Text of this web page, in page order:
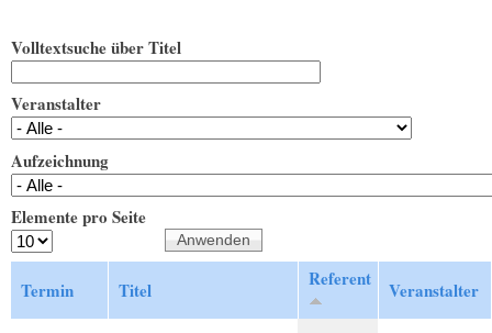
Volltextsuche über Titel
Veranstalter
Aufzeichnung
Elemente pro Seite
Termin Titel Referent Veranstalter